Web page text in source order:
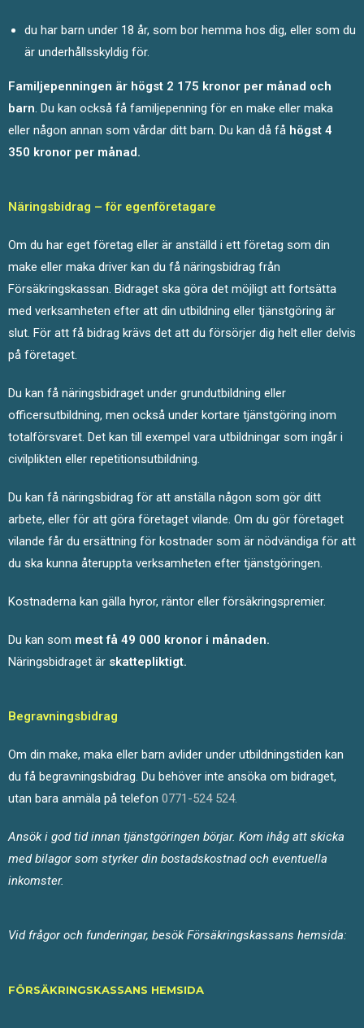
du har barn under 18 år, som bor hemma hos dig, eller som du
är underhållsskyldig för.
Familjepenningen är högst 2 175 kronor per månad och
barn. Du kan också få familjepenning för en make eller maka
eller någon annan som vårdar ditt barn. Du kan då få högst 4
350 kronor per månad.
Näringsbidrag – för egenföretagare
Om du har eget företag eller är anställd i ett företag som din
make eller maka driver kan du få näringsbidrag från
Försäkringskassan. Bidraget ska göra det möjligt att fortsätta
med verksamheten efter att din utbildning eller tjänstgöring är
slut. För att få bidrag krävs det att du försörjer dig helt eller delvis
på företaget.
Du kan få näringsbidraget under grundutbildning eller
officersutbildning, men också under kortare tjänstgöring inom
totalförsvaret. Det kan till exempel vara utbildningar som ingår i
civilplikten eller repetitionsutbildning.
Du kan få näringsbidrag för att anställa någon som gör ditt
arbete, eller för att göra företaget vilande. Om du gör företaget
vilande får du ersättning för kostnader som är nödvändiga för att
du ska kunna återuppta verksamheten efter tjänstgöringen.
Kostnaderna kan gälla hyror, räntor eller försäkringspremier.
Du kan som mest få 49 000 kronor i månaden.
Näringsbidraget är skattepliktigt.
Begravningsbidrag
Om din make, maka eller barn avlider under utbildningstiden kan
du få begravningsbidrag. Du behöver inte ansöka om bidraget,
utan bara anmäla på telefon 0771-524 524.
Ansök i god tid innan tjänstgöringen börjar. Kom ihåg att skicka
med bilagor som styrker din bostadskostnad och eventuella
inkomster.
Vid frågor och funderingar, besök Försäkringskassans hemsida:
FÖRSÄKRINGSKASSANS HEMSIDA